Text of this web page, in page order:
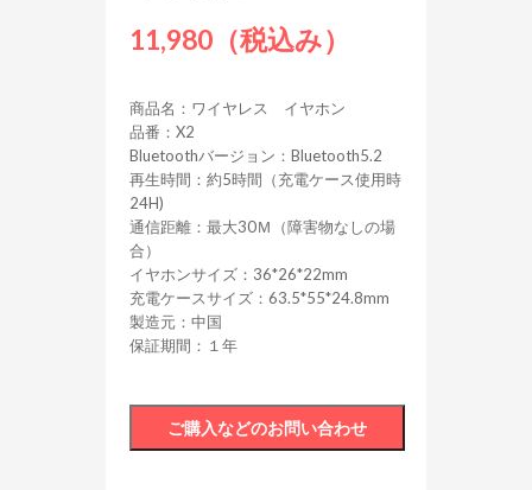
11,980（税込み）
商品名：ワイヤレス イヤホン
品番：X2
Bluetoothバージョン：Bluetooth5.2
再生時間：約5時間（充電ケース使用時
24H)
通信距離：最大30Ｍ（障害物なしの場
合）
イヤホンサイズ：36*26*22mm
充電ケースサイズ：63.5*55*24.8mm
製造元：中国
保証期間：１年